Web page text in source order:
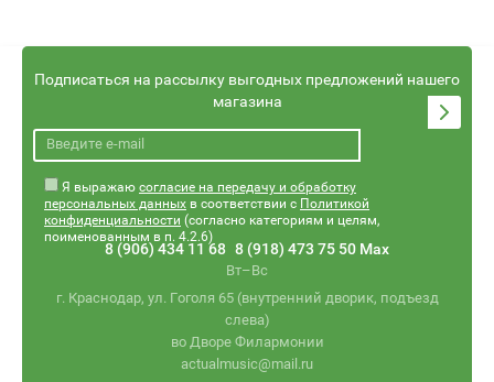
Подписаться на рассылку выгодных предложений нашего
магазина
Я выражаю согласие на передачу и обработку
персональных данных в соответствии с Политикой
конфиденциальности (согласно категориям и целям,
поименованным в п. 4.2.6)
8 (906) 434 11 68 8 (918) 473 75 50 Max
Вт–Вс
г. Краснодар, ул. Гоголя 65 (внутренний дворик, подъезд
слева)
во Дворе Филармонии
actualmusic@mail.ru